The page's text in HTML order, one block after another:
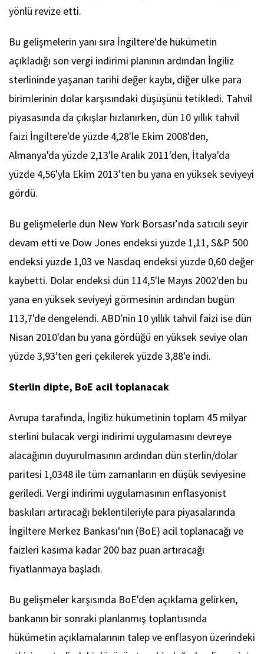
yönlü revize etti.
Bu gelişmelerin yanı sıra İngiltere'de hükümetin
açıkladığı son vergi indirimi planının ardından İngiliz
sterlininde yaşanan tarihi değer kaybı, diğer ülke para
birimlerinin dolar karşısındaki düşüşünü tetikledi. Tahvil
piyasasında da çıkışlar hızlanırken, dün 10 yıllık tahvil
faizi İngiltere'de yüzde 4,28'le Ekim 2008'den,
Almanya'da yüzde 2,13'le Aralık 2011'den, İtalya'da
yüzde 4,56'yla Ekim 2013'ten bu yana en yüksek seviyeyi
gördü.
Bu gelişmelerle dün New York Borsası’nda satıcılı seyir
devam etti ve Dow Jones endeksi yüzde 1,11, S&P 500
endeksi yüzde 1,03 ve Nasdaq endeksi yüzde 0,60 değer
kaybetti. Dolar endeksi dün 114,5'le Mayıs 2002'den bu
yana en yüksek seviyeyi görmesinin ardından bugün
113,7'de dengelendi. ABD'nin 10 yıllık tahvil faizi ise dün
Nisan 2010'dan bu yana gördüğü en yüksek seviye olan
yüzde 3,93'ten geri çekilerek yüzde 3,88'e indi.
Sterlin dipte, BoE acil toplanacak
Avrupa tarafında, İngiliz hükümetinin toplam 45 milyar
sterlini bulacak vergi indirimi uygulamasını devreye
alacağının duyurulmasının ardından dün sterlin/dolar
paritesi 1,0348 ile tüm zamanların en düşük seviyesine
geriledi. Vergi indirimi uygulamasının enflasyonist
baskıları artıracağı beklentileriyle para piyasalarında
İngiltere Merkez Bankası'nın (BoE) acil toplanacağı ve
faizleri kasıma kadar 200 baz puan artıracağı
fiyatlanmaya başladı.
Bu gelişmeler karşısında BoE'den açıklama gelirken,
bankanın bir sonraki planlanmış toplantısında
hükümetin açıklamalarının talep ve enflasyon üzerindeki